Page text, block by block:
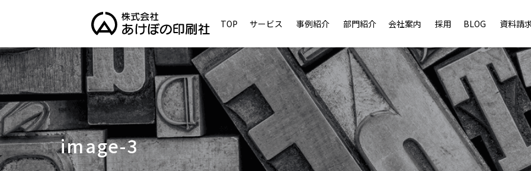
TOP サービス 事例紹介 部門紹介 会社案内 採用 BLOG 資料請
image-3